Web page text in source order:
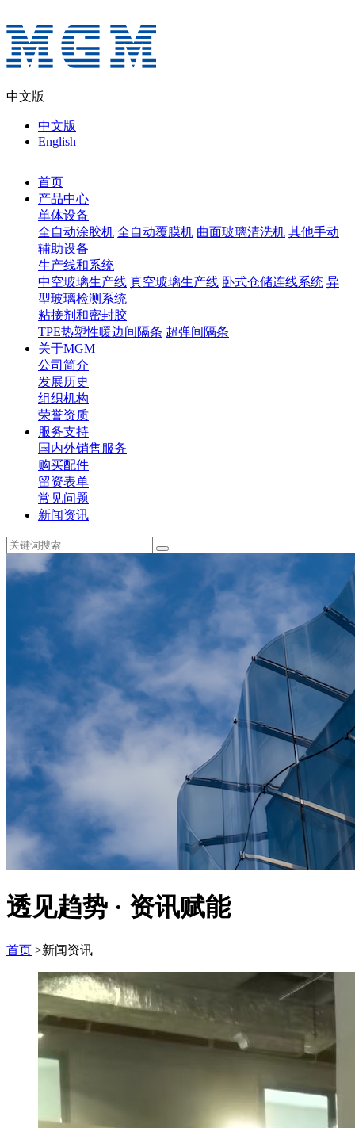
中文版
中文版
English
首页
产品中心
单体设备
全自动涂胶机 全自动覆膜机 曲面玻璃清洗机 其他手动
辅助设备
生产线和系统
中空玻璃生产线 真空玻璃生产线 卧式仓储连线系统 异
型玻璃检测系统
粘接剂和密封胶
TPE热塑性暖边间隔条 超弹间隔条
关于MGM
公司简介
发展历史
组织机构
荣誉资质
服务支持
国内外销售服务
购买配件
留资表单
常见问题
新闻资讯
透见趋势 · 资讯赋能
首页 >新闻资讯